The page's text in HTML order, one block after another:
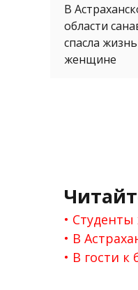
В
области
спасла жизнь
женщине
В
В гости к